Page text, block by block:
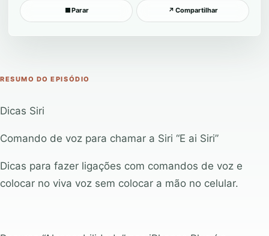
■Parar ↗ Compartilhar
RESUMO DO EPISÓDIO
Dicas Siri
Comando de voz para chamar a Siri “E ai Siri”
Dicas para fazer ligações com comandos de voz e
colocar no viva voz sem colocar a mão no celular.